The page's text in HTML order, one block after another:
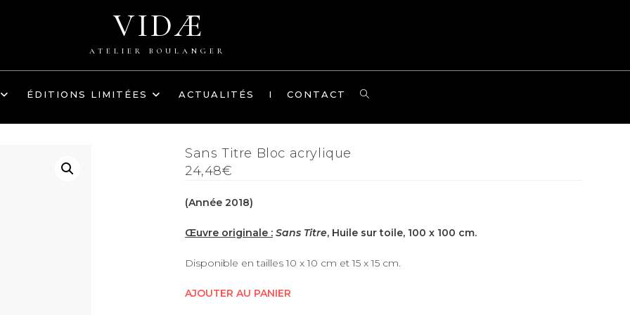
VIDÆ
ATELIER BOULANGER
ÉDITIONS LIMITÉES ACTUALITÉS I CONTACT
TOGGLE
Sans Titre Bloc acrylique
24,48€
(Année 2018)
Œuvre originale : Sans Titre, Huile sur toile, 100 x 100 cm.
Disponible en tailles 10 x 10 cm et 15 x 15 cm.
AJOUTER AU PANIER